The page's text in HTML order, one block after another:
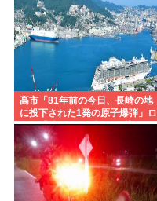
高市「81年前の今日、長崎の地
に投下された1発の原子爆弾」ロ
シア「待って。《誰が》落とし
たの？ねぇ、なんでそこ伏せる
の？」